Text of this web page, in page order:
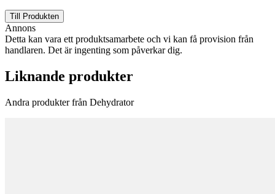
Till Produkten
Annons
Detta kan vara ett produktsamarbete och vi kan få provision från
handlaren. Det är ingenting som påverkar dig.
Liknande produkter
Andra produkter från Dehydrator